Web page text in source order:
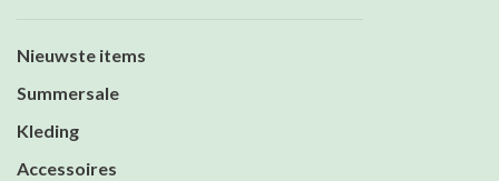
Nieuwste items
Summersale
Kleding
Accessoires